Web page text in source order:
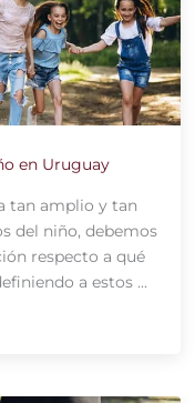
en Uruguay
tan amplio y tan
del niño, debemos
respecto a qué
a estos ...